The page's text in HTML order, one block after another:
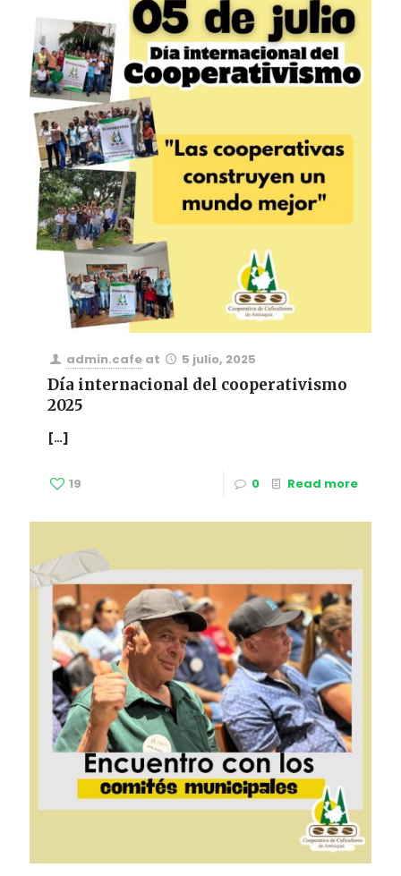
admin.cafe at 5 julio, 2025
Día internacional del cooperativismo
2025
[…]
19 0 Read more